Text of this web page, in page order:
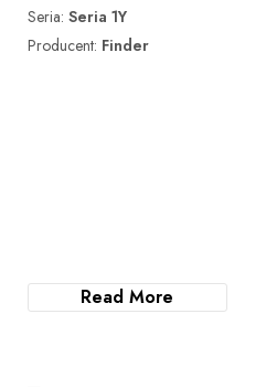
Seria: Seria 1Y
Producent: Finder
Read More